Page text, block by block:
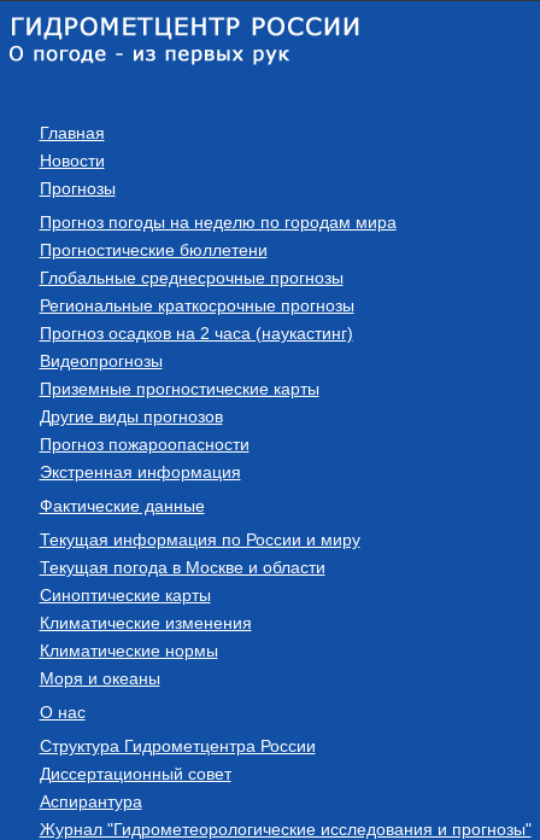
Главная
Новости
Прогнозы
Прогноз погоды на неделю по городам мира
Прогностические бюллетени
Глобальные среднесрочные прогнозы
Региональные краткосрочные прогнозы
Прогноз осадков на 2 часа (наукастинг)
Видеопрогнозы
Приземные прогностические карты
Другие виды прогнозов
Прогноз пожароопасности
Экстренная информация
Фактические данные
Текущая информация по России и миру
Текущая погода в Москве и области
Синоптические карты
Климатические изменения
Климатические нормы
Моря и океаны
О нас
Структура Гидрометцентра России
Диссертационный совет
Аспирантура
Журнал "Гидрометеорологические исследования и прогнозы"